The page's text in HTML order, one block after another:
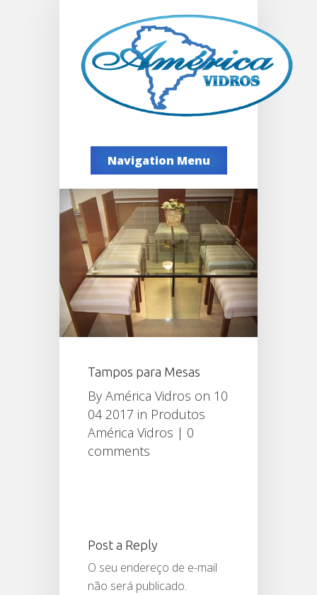
Navigation Menu
Tampos para Mesas
By América Vidros on 10
04 2017 in Produtos
América Vidros | 0
comments
Post a Reply
O seu endereço de e-mail
não será publicado.